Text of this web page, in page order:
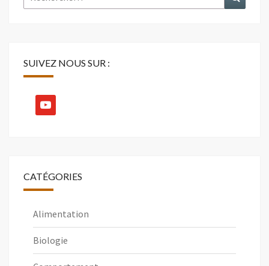
SUIVEZ NOUS SUR :
youtube
CATÉGORIES
Alimentation
Biologie